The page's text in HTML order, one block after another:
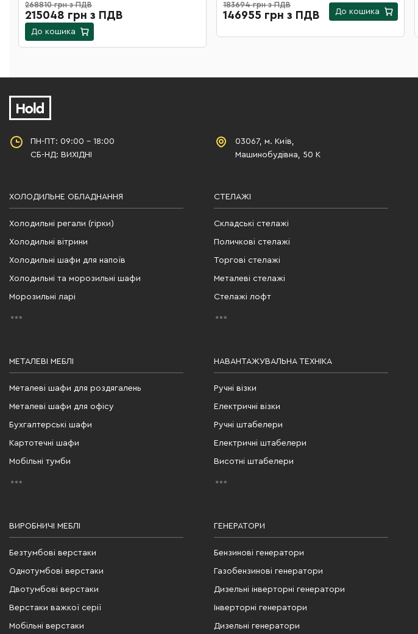
268810 грн з ПДВ
215048 грн з ПДВ
До кошика
4 полиці
183694 грн з ПДВ
146955 грн з ПДВ До кошика
ПН-ПТ: 09:00 - 18:00
СБ-НД: ВИХІДНІ
03067, м. Київ,
Машинобудівна, 50 К
ХОЛОДИЛЬНЕ ОБЛАДНАННЯ
Холодильні регали (гірки)
Холодильні вітрини
Холодильні шафи для напоїв
Холодильні та морозильні шафи
Морозильні ларі
СТЕЛАЖІ
Складські стелажі
Поличкові стелажі
Торгові стелажі
Металеві стелажі
Стелажі лофт
МЕТАЛЕВІ МЕБЛІ
Металеві шафи для роздягалень
Металеві шафи для офісу
Бухгалтерські шафи
Картотечні шафи
Мобільні тумби
НАВАНТАЖУВАЛЬНА ТЕХНІКА
Ручні візки
Електричні візки
Ручні штабелери
Електричні штабелери
Висотні штабелери
ВИРОБНИЧІ МЕБЛІ
Безтумбові верстаки
Однотумбові верстаки
Двотумбові верстаки
Верстаки важкої серії
Мобільні верстаки
ГЕНЕРАТОРИ
Бензинові генератори
Газобензинові генератори
Дизельні інверторні генератори
Інверторні генератори
Дизельні генератори